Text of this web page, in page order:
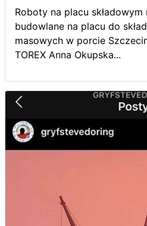
Roboty na placu
budowlane na placu do
masowych w porcie
TOREX Anna Okupska...